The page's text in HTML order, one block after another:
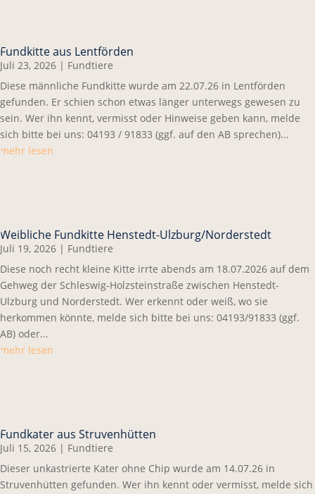
Fundkitte aus Lentförden
Juli 23, 2026 | Fundtiere
Diese männliche Fundkitte wurde am 22.07.26 in Lentförden
gefunden. Er schien schon etwas länger unterwegs gewesen zu
sein. Wer ihn kennt, vermisst oder Hinweise geben kann, melde
sich bitte bei uns: 04193 / 91833 (ggf. auf den AB sprechen)...
mehr lesen
Weibliche Fundkitte Henstedt-Ulzburg/Norderstedt
Juli 19, 2026 | Fundtiere
Diese noch recht kleine Kitte irrte abends am 18.07.2026 auf dem
Gehweg der Schleswig-Holzsteinstraße zwischen Henstedt-
Ulzburg und Norderstedt. Wer erkennt oder weiß, wo sie
herkommen könnte, melde sich bitte bei uns: 04193/91833 (ggf.
AB) oder...
mehr lesen
Fundkater aus Struvenhütten
Juli 15, 2026 | Fundtiere
Dieser unkastrierte Kater ohne Chip wurde am 14.07.26 in
Struvenhütten gefunden. Wer ihn kennt oder vermisst, melde sich